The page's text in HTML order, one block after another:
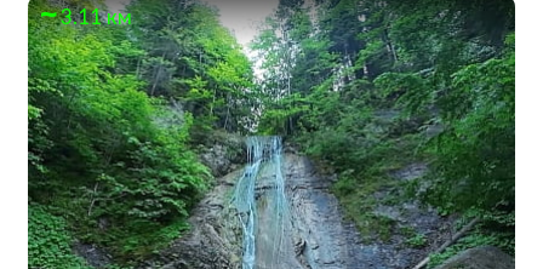
3.11 км